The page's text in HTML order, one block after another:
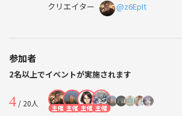
クリエイター
@z6EpIt
参加者
2名以上でイベントが実施されます
4/ 20人 主催 主催 主催 主催